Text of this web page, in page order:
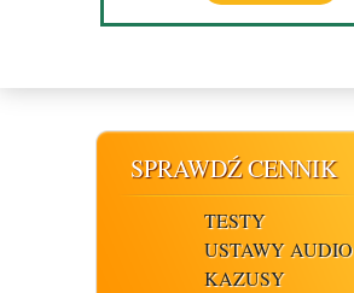
SPRAWDŹ CENNIK
TESTY
USTAWY AUDIO
KAZUSY